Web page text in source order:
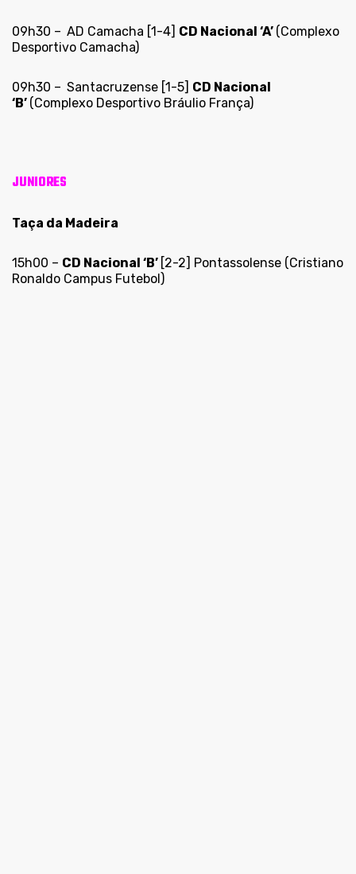
09h30 – AD Camacha [1-4] CD Nacional ‘A’ (Complexo
Desportivo Camacha)
09h30 – Santacruzense [1-5] CD Nacional
‘B’ (Complexo Desportivo Bráulio França)
JUNIORES
Taça da Madeira
15h00 – CD Nacional ‘B’ [2-2] Pontassolense (Cristiano
Ronaldo Campus Futebol)